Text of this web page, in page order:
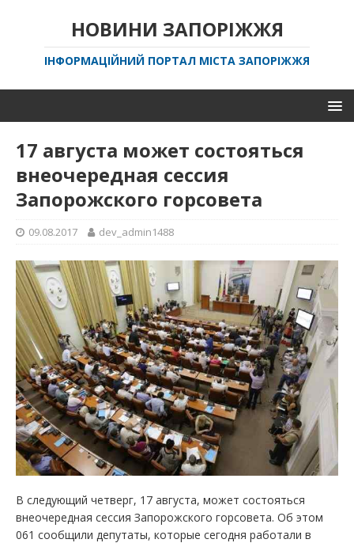
НОВИНИ ЗАПОРІЖЖЯ
ІНФОРМАЦІЙНИЙ ПОРТАЛ МІСТА ЗАПОРІЖЖЯ
17 августа может состояться
внеочередная сессия
Запорожского горсовета
09.08.2017 dev_admin1488
В следующий четверг, 17 августа, может состояться
внеочередная сессия Запорожского горсовета. Об этом
061 сообщили депутаты, которые сегодня работали в